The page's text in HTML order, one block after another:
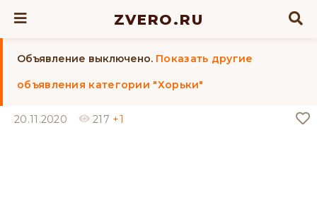
ZVERO.RU
Объявление выключено. Показать другие
объявления категории "Хорьки"
20.11.2020 217 +1